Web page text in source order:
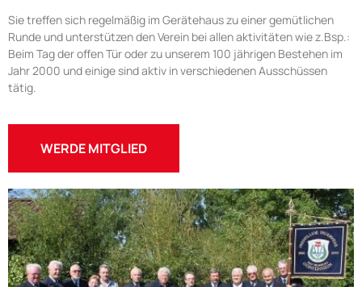
Sie treffen sich regelmäßig im Gerätehaus zu einer gemütlichen
Runde und unterstützen den Verein bei allen aktivitäten wie z.Bsp.:
Beim Tag der offen Tür oder zu unserem 100 jährigen Bestehen im
Jahr 2000 und einige sind aktiv in verschiedenen Ausschüssen
tätig.
WERDE MITGLIED